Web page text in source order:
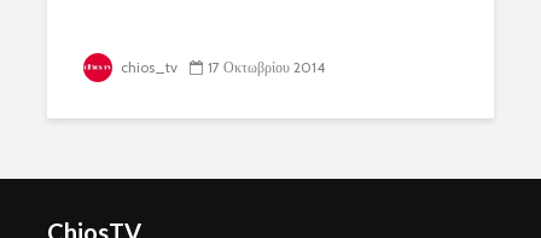
chios_tv 17 Οκτωβρίου 2014
ChiosTV